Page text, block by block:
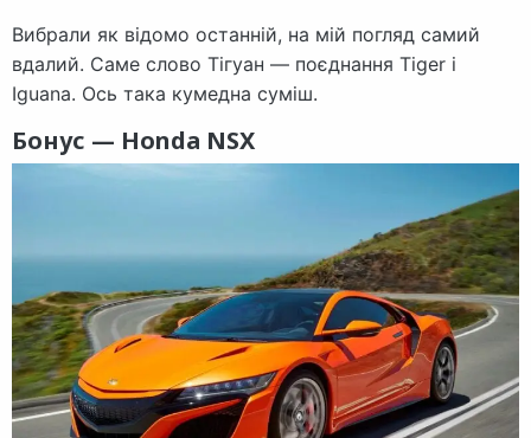
Вибрали як відомо останній, на мій погляд самий
вдалий. Саме слово Тігуан — поєднання Tiger і
Iguana. Ось така кумедна суміш.
Бонус — Honda NSX